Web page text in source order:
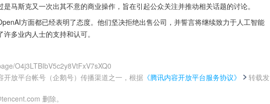
马斯克又一次出其不意的商业操作，旨在引起公众关注并推动相关话题的讨论。
方面都已经表明了态度。他们坚决拒绝出售公司，并誓言将继续致力于人工智能
多业内人士的支持和认可。
O4j3LTBIbV5c2y8VtFxV7sXQ0
放平台帐号（企鹅号）传播渠道之一，根据 《腾讯内容开放平台服务协议》
转载发
删除。